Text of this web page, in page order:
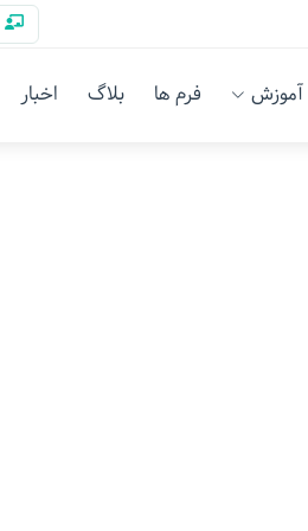
آموزش فرم ها بلاگ اخبار